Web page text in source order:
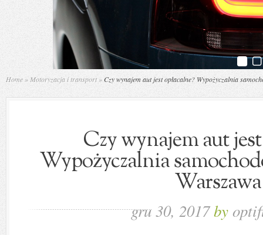
Home » Motoryzacja i transport »Czy wynajem aut jest opłacalne? Wypożyczalnia
Czy wynajem aut jest
Wypożyczalnia
Warszawa
gru 30, 2017by